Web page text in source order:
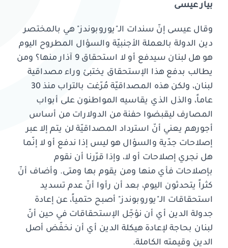
بيار عيسى
وقال عيسى إنّ سندات الـ"يوروبوندز" هي بالمختصر
دين الدولة بالعملة الأجنبيّة والسؤال المطروح اليوم
هو هل لبنان سيدفع أو لا استحقاق 9 آذار منها؟ ومن
يطالب بدفع هذا الإستحقاق يختبئ وراء مصداقية
لبنان، ولكن هذه المصداقيّة مُرّغت بالتراب منذ 30
عاماً، والذل الذي يقاسيه المواطنون على أبواب
المصارف ليقبضوا حفنة من الدولارات من أساس
أجورهم يعني أنّ استرداد المصداقيّة لن يتم إلا عبر
إصلاحات جدّية والسؤال هو ليس إذا ندفع أو لا إنّما
هل نجري إصلاحات أو لا، وإذا قرّرنا أن نقوم
بإصلاحات فأي منها ومن يقوم بها ومتى. وأضاف أنّ
كثراً يتحدثون اليوم، بعد أن رأوا أنّ عدم تسديد
استحقاقات الـ"يوروبوندز" أصبح حتمياً، عن إعادة
جدولة الدين أي أن نؤجّل الإستحقاقات في حين أنّ
لبنان بحاجة لإعادة هيكلة الدين أي أن نخفّض أصل
الدين وقيمته الكاملة.